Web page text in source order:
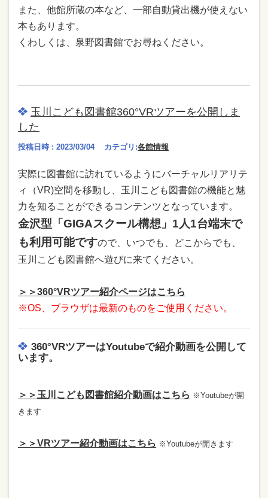
また、他館所蔵の本など、一部自動貸出機が使えない
本もあります。
くわしくは、泉野図書館でお尋ねください。
玉川こども図書館360°VRツアーを公開しま
した
投稿日時 : 2023/03/04 カテゴリ:各館情報
実際に図書館に訪れているようにバーチャルリアリテ
ィ（VR)空間を移動し、玉川こども図書館の機能と魅
力を知ることができるコンテンツとなっています。
金沢型「GIGAスクール構想」1人1台端末で
も利用可能ですので、いつでも、どこからでも、
玉川こども図書館へ遊びに来てください。
＞＞360°VRツアー紹介ページはこちら
※OS、ブラウザは最新のものをご使用ください。
360°VRツアーはYoutubeで紹介動画を公開して
います。
＞＞玉川こども図書館紹介動画はこちら ※Youtubeが開
きます
＞＞VRツアー紹介動画はこちら ※Youtubeが開きます